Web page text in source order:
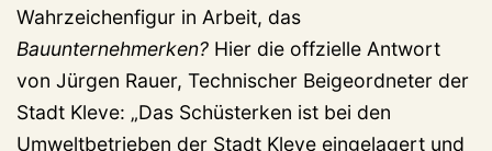
Wahrzeichenfigur in Arbeit, das
Bauunternehmerken? Hier die offzielle Antwort
von Jürgen Rauer, Technischer Beigeordneter der
Stadt Kleve: „Das Schüsterken ist bei den
Umweltbetrieben der Stadt Kleve eingelagert und